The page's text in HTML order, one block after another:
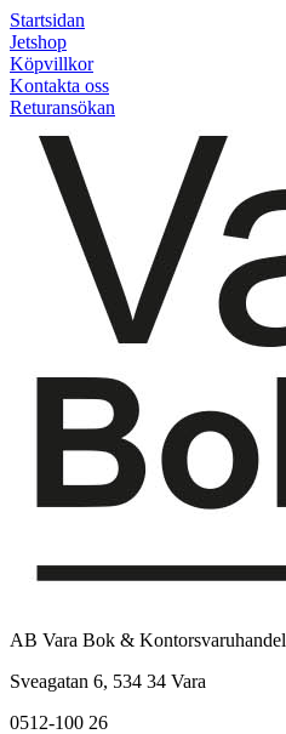
Startsidan
Jetshop
Köpvillkor
Kontakta oss
Returansökan
AB Vara Bok & Kontorsvaruhandel
Sveagatan 6, 534 34 Vara
0512-100 26